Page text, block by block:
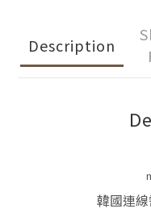
Description
韓國連